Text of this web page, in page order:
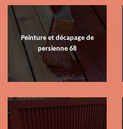
Peinture et décapage de
persienne 68